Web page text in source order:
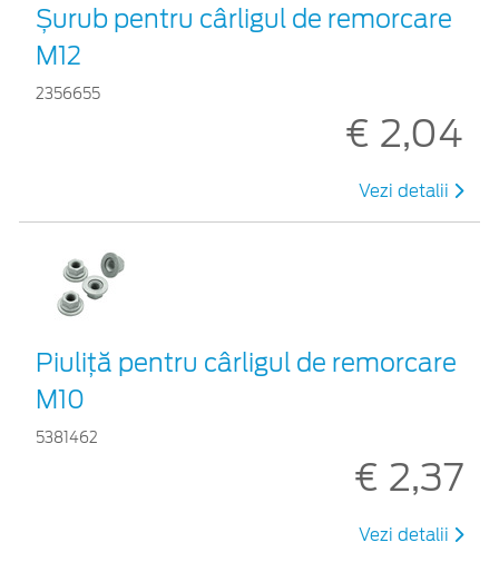
Șurub pentru cârligul de remorcare
M12
2356655
€ 2,04
Vezi detalii
Piuliță pentru cârligul de remorcare
M10
5381462
€ 2,37
Vezi detalii